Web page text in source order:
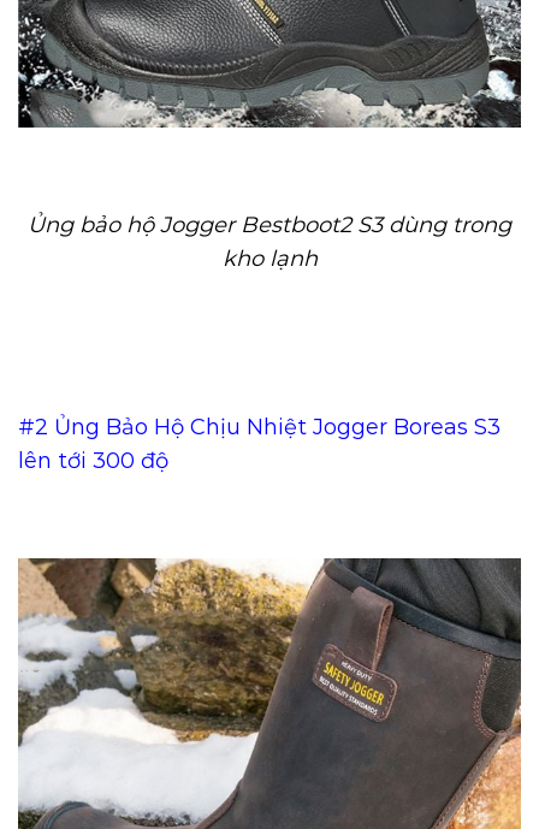
Ủng bảo hộ Jogger Bestboot2 S3 dùng trong
kho lạnh
#2 Ủng Bảo Hộ Chịu Nhiệt Jogger Boreas S3
lên tới 300 độ